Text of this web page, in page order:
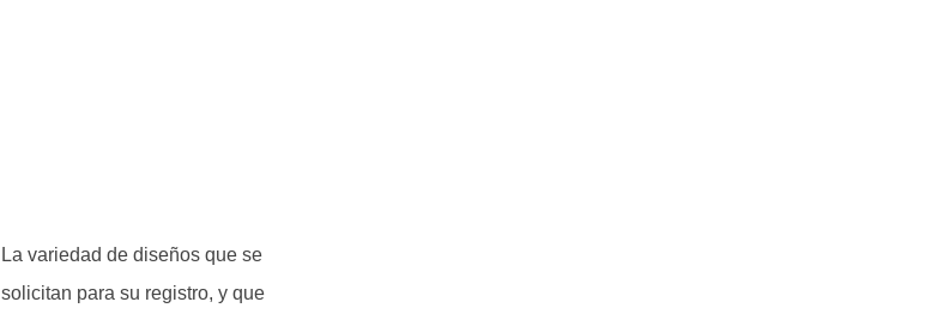
La variedad de diseños que se
solicitan para su registro, y que